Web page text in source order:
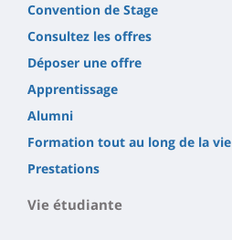
Convention de Stage
Consultez les offres
Déposer une offre
Apprentissage
Alumni
Formation tout au long de la vie
Prestations
Vie étudiante